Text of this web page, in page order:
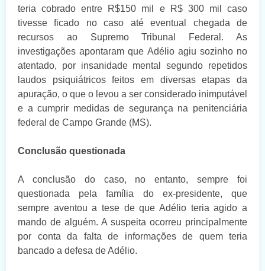
teria cobrado entre R$150 mil e R$ 300 mil caso
tivesse ficado no caso até eventual chegada de
recursos ao Supremo Tribunal Federal. As
investigações apontaram que Adélio agiu sozinho no
atentado, por insanidade mental segundo repetidos
laudos psiquiátricos feitos em diversas etapas da
apuração, o que o levou a ser considerado inimputável
e a cumprir medidas de segurança na penitenciária
federal de Campo Grande (MS).
Conclusão questionada
A conclusão do caso, no entanto, sempre foi
questionada pela família do ex-presidente, que
sempre aventou a tese de que Adélio teria agido a
mando de alguém. A suspeita ocorreu principalmente
por conta da falta de informações de quem teria
bancado a defesa de Adélio.